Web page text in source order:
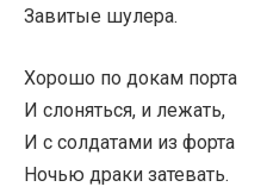
Завитые шулера.
Хорошо по докам порта
И слоняться, и лежать,
И с солдатами из форта
Ночью драки затевать.